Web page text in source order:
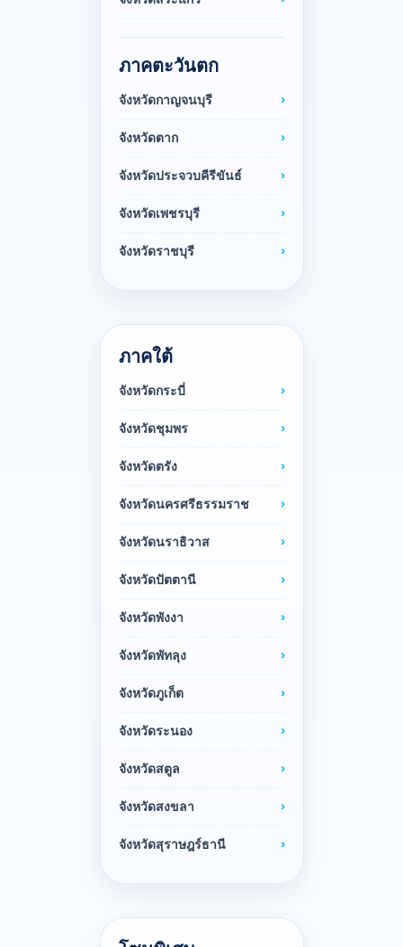
ภาคตะวันตก
จังหวัดกาญจนบุรี
จังหวัดตาก
จังหวัดประจวบคีรีขันธ์
จังหวัดเพชรบุรี
จังหวัดราชบุรี
ภาคใต้
จังหวัดกระบี่
จังหวัดชุมพร
จังหวัดตรัง
จังหวัดนครศรีธรรมราช
จังหวัดนราธิวาส
จังหวัดปัตตานี
จังหวัดพังงา
จังหวัดพัทลุง
จังหวัดภูเก็ต
จังหวัดระนอง
จังหวัดสตูล
จังหวัดสงขลา
จังหวัดสุราษฎร์ธานี